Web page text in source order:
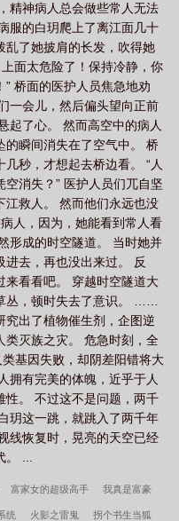
未来兽世买来的媳妇不生崽百度 不
崽漫画免费 未来兽世买来的媳妇
是谁 未来兽世买来的媳妇不生崽笔
第501章 未来兽世买来的媳妇不生
媳妇免费阅读
精神病人总会做些常人无法
服的白玥爬上了离江面几十
乱了她披肩的长发，吹得她
面太危险了！保持冷静，你
桥面的医护人员焦急地劝
一会儿，然后偏头望向正前
起了心。 然而高空中的病人
的瞬间消失在了空气中。 桥
几秒，才想起去桥边看。 “人
空消失？” 医护人员们兀自坚
江救人。 然而他们永远也没
人，因为，她能看到常人看
形成的时空隧道。 当时她并
去，再也没出来过。 反
看看吧。 穿越时空隧道大
丛，顿时失去了意识。 ……
究出了植物催生剂，企图逆
类灭族之灾。 危急时刻，全
基因失败，却阴差阳错将大
拥有完美的体魄，近乎于人
。 不过这不是问题，两千
玥这一跳，就跳入了两千年
线恢复时，晃亮的天空已经
...
富家女的超级高手 我真是富豪
统 火影之雷鬼 拐个书生当狐